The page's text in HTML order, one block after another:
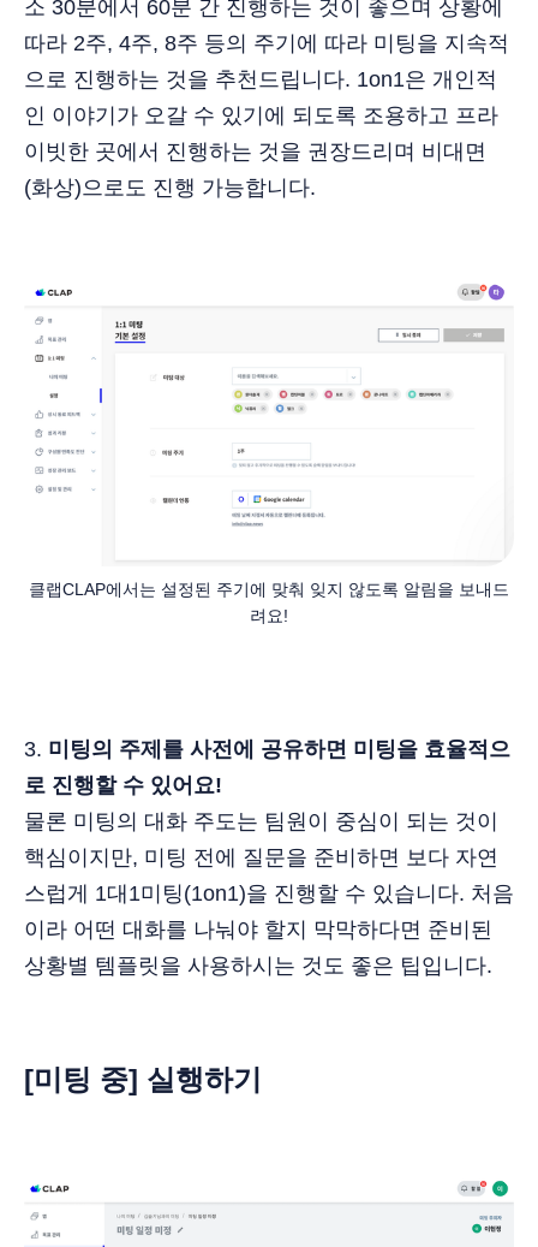
소 30분에서 60분 간 진행하는 것이 좋으며 상황에
따라 2주, 4주, 8주 등의 주기에 따라 미팅을 지속적
으로 진행하는 것을 추천드립니다. 1on1은 개인적
인 이야기가 오갈 수 있기에 되도록 조용하고 프라
이빗한 곳에서 진행하는 것을 권장드리며 비대면
(화상)으로도 진행 가능합니다.
클랩CLAP에서는 설정된 주기에 맞춰 잊지 않도록 알림을 보내드
려요!
3. 미팅의 주제를 사전에 공유하면 미팅을 효율적으
로 진행할 수 있어요!
물론 미팅의 대화 주도는 팀원이 중심이 되는 것이
핵심이지만, 미팅 전에 질문을 준비하면 보다 자연
스럽게 1대1미팅(1on1)을 진행할 수 있습니다. 처음
이라 어떤 대화를 나눠야 할지 막막하다면 준비된
상황별 템플릿을 사용하시는 것도 좋은 팁입니다.
[미팅 중] 실행하기